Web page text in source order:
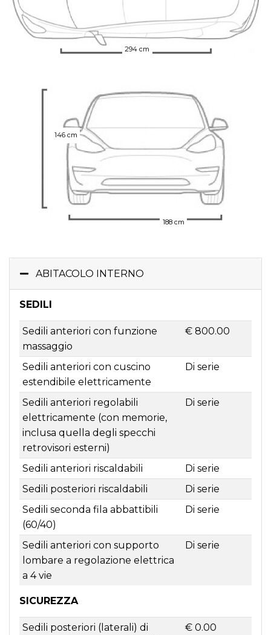
294 cm
146 cm
188 cm
ABITACOLO INTERNO
SEDILI
Sedili anteriori con funzione
massaggio
€ 800.00
Sedili anteriori con cuscino
estendibile elettricamente
Di serie
Sedili anteriori regolabili
elettricamente (con memorie,
inclusa quella degli specchi
retrovisori esterni)
Di serie
Sedili anteriori riscaldabili
Di serie
Sedili posteriori riscaldabili
Di serie
Sedili seconda fila abbattibili
(60/40)
Di serie
Sedili anteriori con supporto
lombare a regolazione elettrica
a 4 vie
Di serie
SICUREZZA
Sedili posteriori (laterali) di
€ 0.00